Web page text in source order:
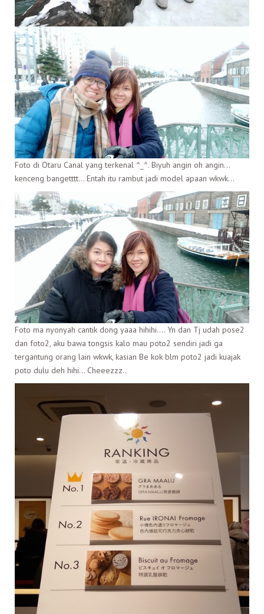
Foto di Otaru Canal yang terkenal ^_^. Biyuh angin oh angin…
kenceng bangetttt… Entah itu rambut jadi model apaan wkwk…
Foto ma nyonyah cantik dong yaaa hihihi…. Yn dan Tj udah pose2
dan foto2, aku bawa tongsis kalo mau poto2 sendiri jadi ga
tergantung orang lain wkwk, kasian Be kok blm poto2 jadi kuajak
poto dulu deh hihi… Cheeezzz..